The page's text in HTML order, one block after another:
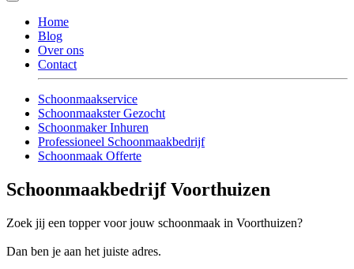
Home
Blog
Over ons
Contact
Schoonmaakservice
Schoonmaakster Gezocht
Schoonmaker Inhuren
Professioneel Schoonmaakbedrijf
Schoonmaak Offerte
Schoonmaakbedrijf Voorthuizen
Zoek jij een topper voor jouw schoonmaak in Voorthuizen?
Dan ben je aan het juiste adres.